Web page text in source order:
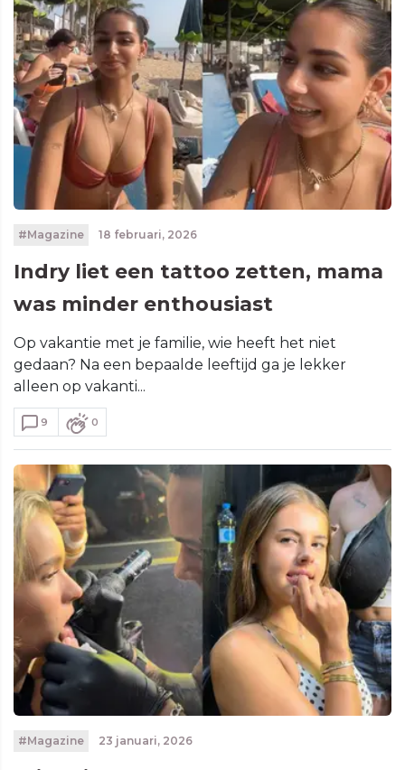
#Magazine 18 februari, 2026
Indry liet een tattoo zetten, mama
was minder enthousiast
Op vakantie met je familie, wie heeft het niet
gedaan? Na een bepaalde leeftijd ga je lekker
alleen op vakanti...
9 0
#Magazine 23 januari, 2026